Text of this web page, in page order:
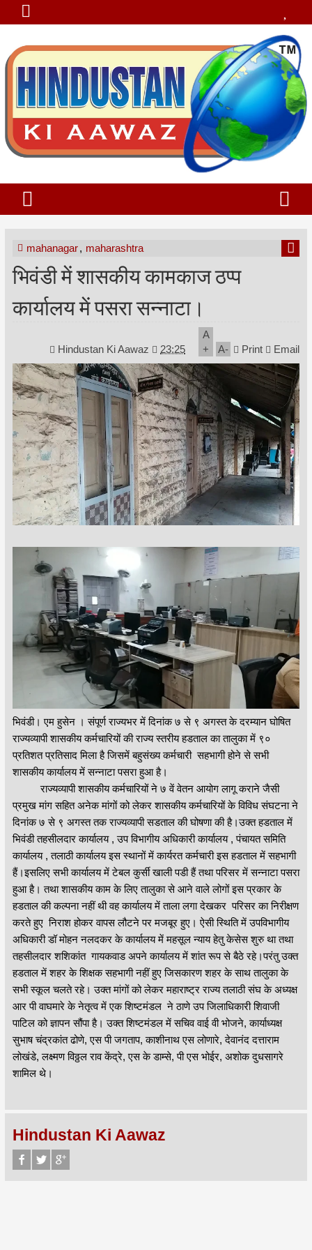
mahanagar, maharashtra
भिवंडी में शासकीय कामकाज ठप्प
कार्यालय में पसरा सन्नाटा।
Hindustan Ki Aawaz 23:25
A
+
A- Print Email
भिवंडी। एम हुसेन । संपूर्ण राज्यभर में दिनांक ७ से ९ अगस्त के दरम्यान घोषित
राज्यव्यापी शासकीय कर्मचारियों की राज्य स्तरीय हडताल का तालुका में ९०
प्रतिशत प्रतिसाद मिला है जिसमें बहुसंख्य कर्मचारी सहभागी होने से सभी
शासकीय कार्यालय में सन्नाटा पसरा हुआ है।
राज्यव्यापी शासकीय कर्मचारियों ने ७ वें वेतन आयोग लागू कराने जैसी
प्रमुख मांग सहित अनेक मांगों को लेकर शासकीय कर्मचारियों के विविध संघटना ने
दिनांक ७ से ९ अगस्त तक राज्यव्यापी सडताल की घोषणा की है।उक्त हडताल में
भिवंडी तहसीलदार कार्यालय , उप विभागीय अधिकारी कार्यालय , पंचायत समिति
कार्यालय , तलाठी कार्यालय इस स्थानों में कार्यरत कर्मचारी इस हडताल में सहभागी
हैं।इसलिए सभी कार्यालय में टेबल कुर्सी खाली पडी हैं तथा परिसर में सन्नाटा पसरा
हुआ है। तथा शासकीय काम के लिए तालुका से आने वाले लोगों इस प्रकार के
हडताल की कल्पना नहीं थी वह कार्यालय में ताला लगा देखकर परिसर का निरीक्षण
करते हुए निराश होकर वापस लौटने पर मजबूर हुए। ऐसी स्थिति में उपविभागीय
अधिकारी डॉ मोहन नलदकर के कार्यालय में महसूल न्याय हेतु केसेस शुरु था तथा
तहसीलदार शशिकांत गायकवाड अपने कार्यालय में शांत रूप से बैठे रहे।परंतु उक्त
हडताल में शहर के शिक्षक सहभागी नहीं हुए जिसकारण शहर के साथ तालुका के
सभी स्कूल चलते रहे। उक्त मांगों को लेकर महाराष्ट्र राज्य तलाठी संघ के अध्यक्ष
आर पी वाघमारे के नेतृत्व में एक शिष्टमंडल ने ठाणे उप जिलाधिकारी शिवाजी
पाटिल को ज्ञापन सौंपा है। उक्त शिष्टमंडल में सचिव वाई वी भोजने, कार्याध्यक्ष
सुभाष चंद्रकांत ढोणे, एस पी जगताप, काशीनाथ एस लोणारे, देवानंद दत्ताराम
लोखंडे, लक्ष्मण विठ्ठल राव केंद्रे, एस के डाम्से, पी एस भोईर, अशोक दुधसागरे
शामिल थे।
Hindustan Ki Aawaz